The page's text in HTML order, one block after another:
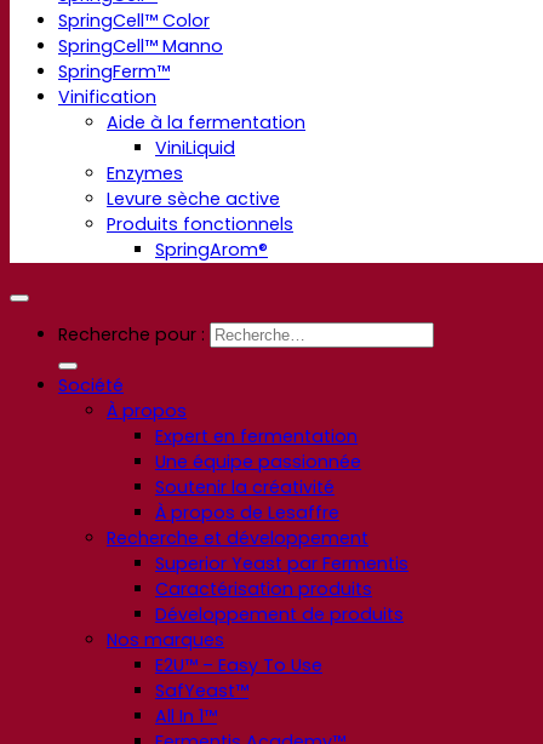
SpringCell™ Color
SpringCell™ Manno
SpringFerm™
Vinification
Aide à la fermentation
ViniLiquid
Enzymes
Levure sèche active
Produits fonctionnels
SpringArom®
Recherche pour :
Société
À propos
Expert en fermentation
Une équipe passionnée
Soutenir la créativité
À propos de Lesaffre
Recherche et développement
Superior Yeast par Fermentis
Caractérisation produits
Développement de produits
Nos marques
E2U™ – Easy To Use
SafYeast™
All In 1™